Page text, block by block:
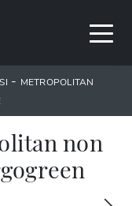
- METROPOLITAN
non